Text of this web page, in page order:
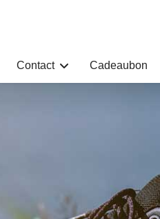
Contact Cadeaubon